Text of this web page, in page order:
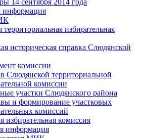
14 сентября 2014 года
информация
избирательная
историческая справка Слюдянской
комиссии
Слюдянской территориальной
комиссии
участки Слюдянского района
и формирование участковых
комиссий
избирательная комиссия
информация